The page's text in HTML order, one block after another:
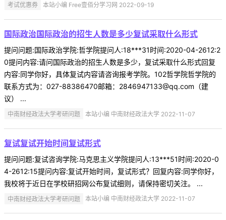
考试优惠券 本站小编 Free壹佰分学习网 2022-09-19
国际政治国际政治的招生人数是多少复试采取什么形式
提问问题:国际政治学院:哲学院提问人:18***31时间:2020-04-2612:2
0提问内容:请问国际政治的招生人数是多少，复试采取什么形式回复
内容:同学你好，具体复试内容请咨询报考学院。102哲学院哲学院的
联系方式为：027-88386470邮箱：2846947133@qq.com（建
议） ...
中南财经政法大学考研问题 本站小编 中南财经政法大学 2022-11-07
复试复试开始时间复试形式
提问问题:复试咨询学院:马克思主义学院提问人:13***51时间:2020-0
4-2612:15提问内容:复试开始时间，复试形式？回复内容:同学你好，
我校将于近日在学校研招网公布复试细则，请保持密切关注。 ...
中南财经政法大学考研问题 本站小编 中南财经政法大学 2022-11-07